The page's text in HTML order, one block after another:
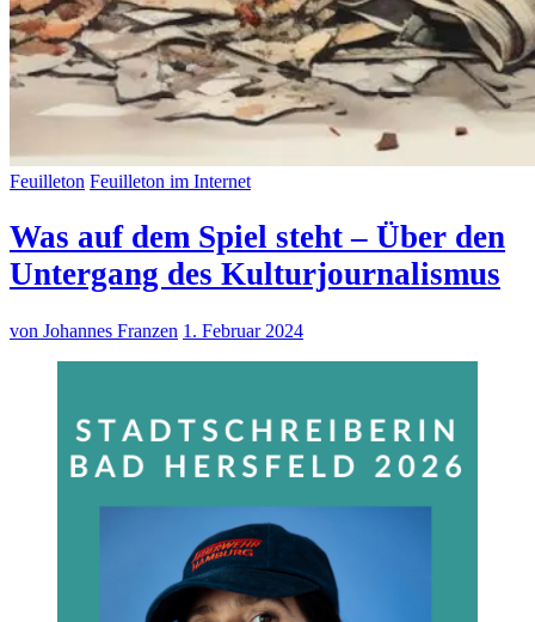
Feuilleton Feuilleton im Internet
Was auf dem Spiel steht – Über den
Untergang des Kulturjournalismus
von Johannes Franzen 1. Februar 2024